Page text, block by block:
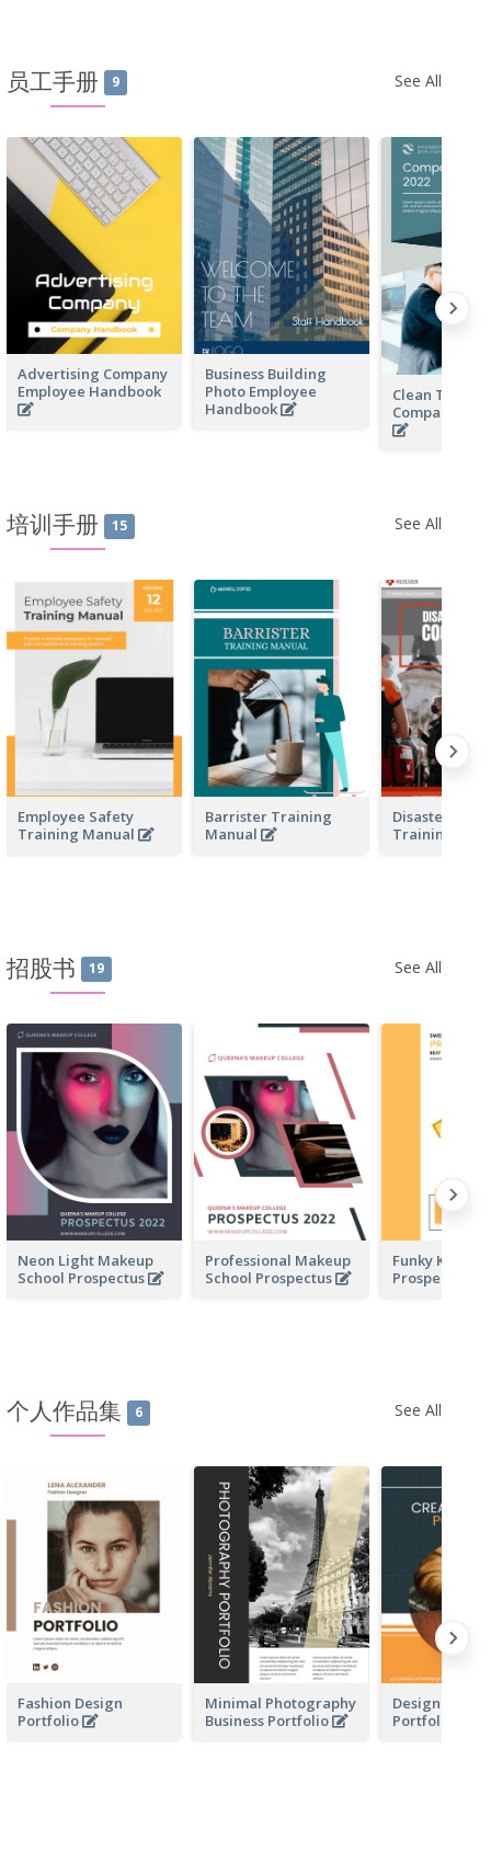
员工手册 9 See All
Advertising Company
Employee Handbook
Business Building
Photo Employee
Handbook
Clean
Company
培训手册 15 See All
Employee Safety
Training Manual
Barrister Training
Manual
Disaster
Training
招股书 19 See All
Neon Light Makeup
School Prospectus
Professional Makeup
School Prospectus
Funky
Prospectus
个人作品集 6 See All
Fashion Design
Portfolio
Minimal Photography
Business Portfolio
Design
Portfolio